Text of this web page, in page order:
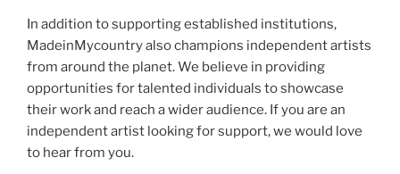
In addition to supporting established institutions,
MadeinMycountry also champions independent artists
from around the planet. We believe in providing
opportunities for talented individuals to showcase
their work and reach a wider audience. If you are an
independent artist looking for support, we would love
to hear from you.